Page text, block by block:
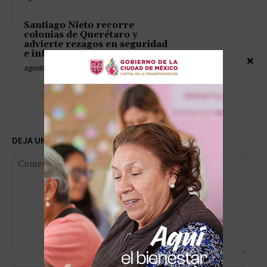
Santiago Nieto recorre
colonias de Querétaro y
advierte rezagos en seguridad
e infraestructura
agosto 5, 2026
DEJA UNA RESPUESTA
Comentario:
×